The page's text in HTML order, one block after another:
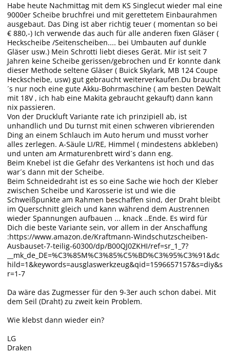
Habe heute Nachmittag mit dem KS Singlecut wieder mal eine
9000er Scheibe bruchfrei und mit gerettetem Einbaurahmen
ausgebaut. Das Ding ist aber richtig teuer ( momentan so bei
€ 880,-) Ich verwende das auch für alle anderen fixen Gläser (
Heckscheibe /Seitenscheiben.... bei Umbauten auf dunkle
Gläser usw.) Mein Schrotti liebt dieses Gerät. Mir ist seit 7
Jahren keine Scheibe gerissen/gebrochen und Er konnte dank
dieser Methode seltene Gläser ( Buick Skylark, MB 124 Coupe
Heckscheibe, usw) gut gebraucht weiterverkaufen.Du braucht
´s nur noch eine gute Akku-Bohrmaschine ( am besten DeWalt
mit 18V , ich hab eine Makita gebraucht gekauft) dann kann
nix passieren.
Von der Druckluft Variante rate ich prinzipiell ab, ist
unhandlich und Du turnst mit einen schweren vibrierenden
Ding an einem Schlauch im Auto herum und musst vorher
alles zerlegen. A-Säule LI/RE, Himmel ( mindestens abkleben)
und unten am Armaturenbrett wird´s dann eng.
Beim Knebel ist die Gefahr des Verkantens ist hoch und das
war´s dann mit der Scheibe.
Beim Schneidedraht ist es so eine Sache wie hoch der Kleber
zwischen Scheibe und Karosserie ist und wie die
Schweißpunkte am Rahmen beschaffen sind, der Draht bleibt
im Querschnitt gleich und kann während dem Austrennen
wieder Spannungen aufbauen ... knack ..Ende. Es wird für
Dich die beste Variante sein, vor allem in der Anschaffung
:https://www.amazon.de/Kraftmann-Windschutzscheiben-
Ausbauset-7-teilig-60300/dp/B00QJ0ZKHI/ref=sr_1_7?
__mk_de_DE=%C3%85M%C3%85%C5%BD%C3%95%C3%91&dc
hild=1&keywords=ausglaswerkzeug&qid=1596657157&s=diy&s
r=1-7
Da wäre das Zugmesser für den 9-3er auch schon dabei. Mit
dem Seil (Draht) zu zweit kein Problem.
Wie klebst dann wieder ein?
LG
Draken